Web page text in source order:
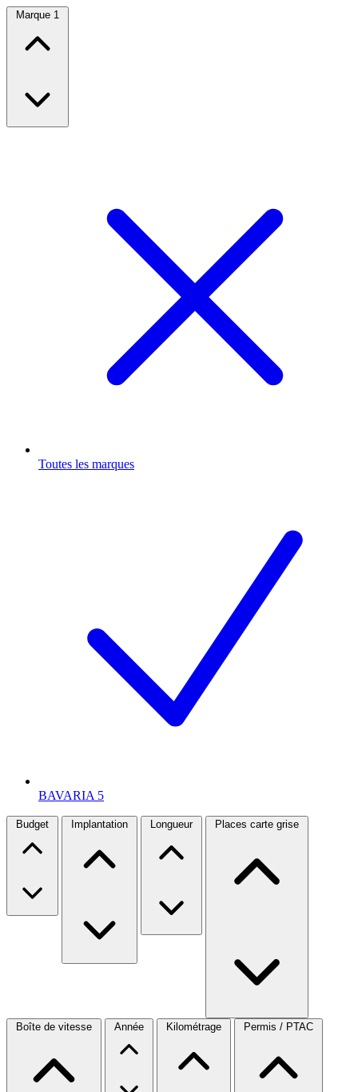
Marque 1
Toutes les marques
BAVARIA 5
Budget Implantation Longueur Places carte grise
Boîte de vitesse Année Kilométrage Permis / PTAC